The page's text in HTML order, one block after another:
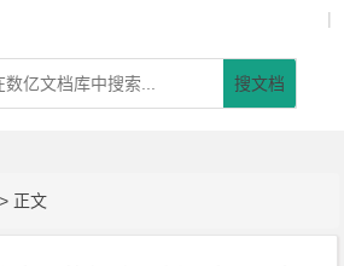
|
搜文档
> 正文